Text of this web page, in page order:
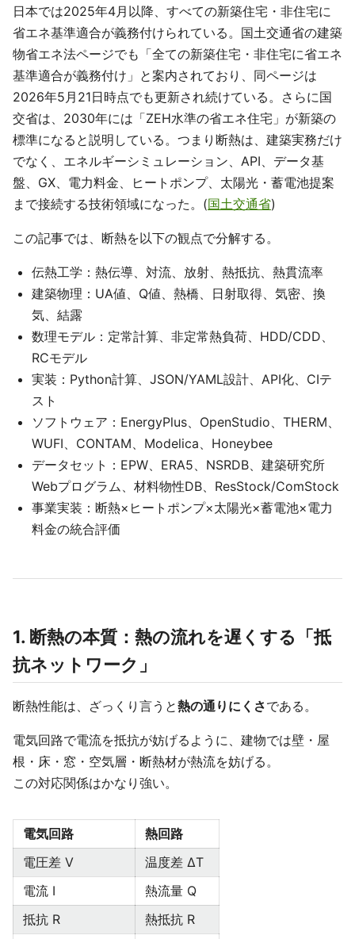
日本では2025年4月以降、すべての新築住宅・非住宅に
省エネ基準適合が義務付けられている。国土交通省の建築
物省エネ法ページでも「全ての新築住宅・非住宅に省エネ
基準適合が義務付け」と案内されており、同ページは
2026年5月21日時点でも更新され続けている。さらに国
交省は、2030年には「ZEH水準の省エネ住宅」が新築の
標準になると説明している。つまり断熱は、建築実務だけ
でなく、エネルギーシミュレーション、API、データ基
盤、GX、電力料金、ヒートポンプ、太陽光・蓄電池提案
まで接続する技術領域になった。(国土交通省)
この記事では、断熱を以下の観点で分解する。
伝熱工学：熱伝導、対流、放射、熱抵抗、熱貫流率
建築物理：UA値、Q値、熱橋、日射取得、気密、換
気、結露
数理モデル：定常計算、非定常熱負荷、HDD/CDD、
RCモデル
実装：Python計算、JSON/YAML設計、API化、CIテ
スト
ソフトウェア：EnergyPlus、OpenStudio、THERM、
WUFI、CONTAM、Modelica、Honeybee
データセット：EPW、ERA5、NSRDB、建築研究所
Webプログラム、材料物性DB、ResStock/ComStock
事業実装：断熱×ヒートポンプ×太陽光×蓄電池×電力
料金の統合評価
1. 断熱の本質：熱の流れを遅くする「抵
抗ネットワーク」
断熱性能は、ざっくり言うと熱の通りにくさである。
電気回路で電流を抵抗が妨げるように、建物では壁・屋
根・床・窓・空気層・断熱材が熱流を妨げる。
この対応関係はかなり強い。
電気回路
熱回路
電圧差 V
温度差 ΔT
電流 I
熱流量 Q
抵抗 R
熱抵抗 R